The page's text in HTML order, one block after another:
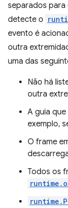
separados para
detecte o
evento é
outra
uma das
Não há
outra
A guia
exemplo,
O frame
Todos os